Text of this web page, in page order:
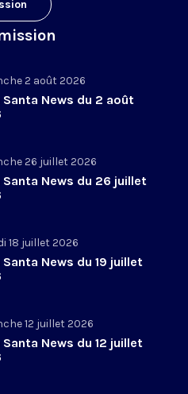
2 août 2026
Santa News du 2 août
26 juillet 2026
Santa News du 26 juillet
18 juillet 2026
Santa News du 19 juillet
12 juillet 2026
Santa News du 12 juillet